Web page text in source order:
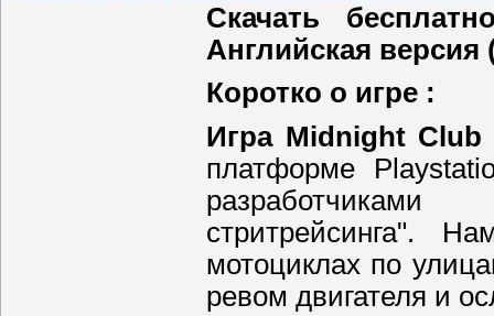
Скачать
Английская версия
Коротко о игре :
Игра Midnight Club
платформе
стритрейсинга".
мотоциклах по
ревом двигателя и